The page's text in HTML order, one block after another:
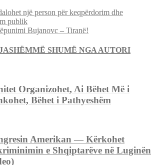
një person për keqpërdorim dhe
publik
Bujanovc – Tiranë!
MË SHUMË NGA AUTORI
Organizohet, Ai Bëhet Më i
Bëhet i Pathyeshëm
Amerikan — Kërkohet
e Shqiptarëve në Luginën